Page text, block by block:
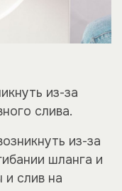
из-за
слива.
из-за
шланга и
и слив на